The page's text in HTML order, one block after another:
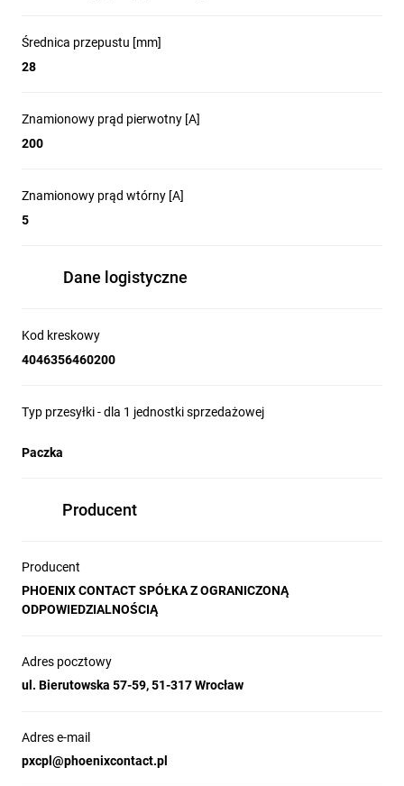
Średnica przepustu [mm]
28
Znamionowy prąd pierwotny [A]
200
Znamionowy prąd wtórny [A]
5
Dane logistyczne
Kod kreskowy
4046356460200
Typ przesyłki - dla 1 jednostki sprzedażowej
Paczka
Producent
Producent
PHOENIX CONTACT SPÓŁKA Z OGRANICZONĄ
ODPOWIEDZIALNOŚCIĄ
Adres pocztowy
ul. Bierutowska 57-59, 51-317 Wrocław
Adres e-mail
pxcpl@phoenixcontact.pl